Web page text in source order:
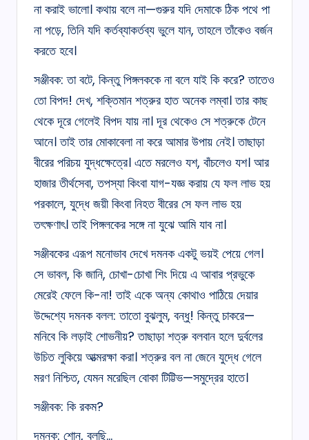
না করাই ভালো। কথায় বলে না—গুরুর যদি দেমাকে ঠিক পথে পা
না পড়ে, তিনি যদি কর্তব্যাকর্তব্য ভুলে যান, তাহলে তাঁকেও বর্জন
করতে হবে।
সঞ্জীবক: তা বটে, কিন্তু পিঙ্গলককে না বলে যাই কি করে? তাতেও
তো বিপদ! দেখ, শক্তিমান শত্রুর হাত অনেক লম্বা। তার কাছ
থেকে দূরে গেলেই বিপদ যায় না। দূর থেকেও সে শত্রুকে টেনে
আনে। তাই তার মোকাবেলা না করে আমার উপায় নেই। তাছাড়া
বীরের পরিচয় যুদ্ধক্ষেত্রে। এতে মরলেও যশ, বাঁচলেও যশ। আর
হাজার তীর্থসেবা, তপস্যা কিংবা যাগ-যজ্ঞ করায় যে ফল লাভ হয়
পরকালে, যুদ্ধে জয়ী কিংবা নিহত বীরের সে ফল লাভ হয়
তৎক্ষণাৎ। তাই পিঙ্গলকের সঙ্গে না যুঝে আমি যাব না।
সঞ্জীবকের এরূপ মনোভাব দেখে দমনক একটু ভয়ই পেয়ে গেল।
সে ভাবল, কি জানি, চোখা-চোখা শিং দিয়ে এ আবার প্রভুকে
মেরেই ফেলে কি-না! তাই একে অন্য কোথাও পাঠিয়ে দেয়ার
উদ্দেশ্যে দমনক বলল: তাতো বুঝলুম, বন্ধু! কিন্তু চাকরে—
মনিবে কি লড়াই শোভনীয়? তাছাড়া শত্রু বলবান হলে দুর্বলের
উচিত লুকিয়ে আত্মরক্ষা করা। শত্রুর বল না জেনে যুদ্ধে গেলে
মরণ নিশ্চিত, যেমন মরেছিল বোকা টিট্টিভ—সমুদ্রের হাতে।
সঞ্জীবক: কি রকম?
দমনক: শোন, বলছি…